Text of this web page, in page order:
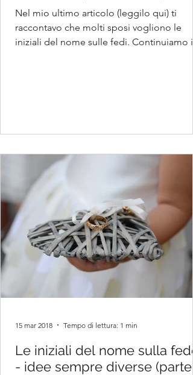
Nel mio ultimo articolo (leggilo qui) ti
raccontavo che molti sposi vogliono le
iniziali del nome sulle fedi. Continuiamo il
Le iniziali del nome sulla fede
- idee sempre diverse (parte
15 mar 2018 Tempo di lettura: 1 min